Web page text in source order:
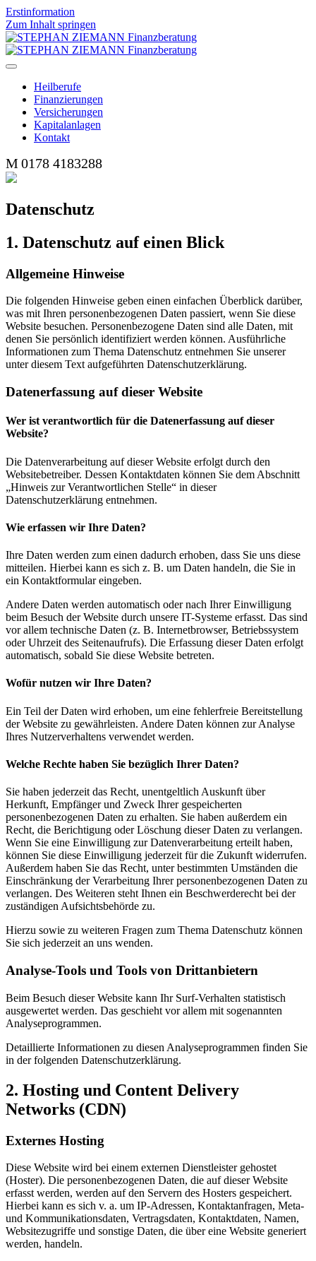
Erstinformation
Zum Inhalt springen
Heilberufe
Finanzierungen
Versicherungen
Kapitalanlagen
Kontakt
M0178 4183288
Datenschutz
1. Datenschutz auf einen Blick
Allgemeine Hinweise
Die folgenden Hinweise geben einen einfachen Überblick darüber,
was mit Ihren personenbezogenen Daten passiert, wenn Sie diese
Website besuchen. Personenbezogene Daten sind alle Daten, mit
denen Sie persönlich identifiziert werden können. Ausführliche
Informationen zum Thema Datenschutz entnehmen Sie unserer
unter diesem Text aufgeführten Datenschutzerklärung.
Datenerfassung auf dieser Website
Wer ist verantwortlich für die Datenerfassung auf dieser
Website?
Die Datenverarbeitung auf dieser Website erfolgt durch den
Websitebetreiber. Dessen Kontaktdaten können Sie dem Abschnitt
„Hinweis zur Verantwortlichen Stelle“ in dieser
Datenschutzerklärung entnehmen.
Wie erfassen wir Ihre Daten?
Ihre Daten werden zum einen dadurch erhoben, dass Sie uns diese
mitteilen. Hierbei kann es sich z. B. um Daten handeln, die Sie in
ein Kontaktformular eingeben.
Andere Daten werden automatisch oder nach Ihrer Einwilligung
beim Besuch der Website durch unsere IT-Systeme erfasst. Das sind
vor allem technische Daten (z. B. Internetbrowser, Betriebssystem
oder Uhrzeit des Seitenaufrufs). Die Erfassung dieser Daten erfolgt
automatisch, sobald Sie diese Website betreten.
Wofür nutzen wir Ihre Daten?
Ein Teil der Daten wird erhoben, um eine fehlerfreie Bereitstellung
der Website zu gewährleisten. Andere Daten können zur Analyse
Ihres Nutzerverhaltens verwendet werden.
Welche Rechte haben Sie bezüglich Ihrer Daten?
Sie haben jederzeit das Recht, unentgeltlich Auskunft über
Herkunft, Empfänger und Zweck Ihrer gespeicherten
personenbezogenen Daten zu erhalten. Sie haben außerdem ein
Recht, die Berichtigung oder Löschung dieser Daten zu verlangen.
Wenn Sie eine Einwilligung zur Datenverarbeitung erteilt haben,
können Sie diese Einwilligung jederzeit für die Zukunft widerrufen.
Außerdem haben Sie das Recht, unter bestimmten Umständen die
Einschränkung der Verarbeitung Ihrer personenbezogenen Daten zu
verlangen. Des Weiteren steht Ihnen ein Beschwerderecht bei der
zuständigen Aufsichtsbehörde zu.
Hierzu sowie zu weiteren Fragen zum Thema Datenschutz können
Sie sich jederzeit an uns wenden.
Analyse-Tools und Tools von Dritt­anbietern
Beim Besuch dieser Website kann Ihr Surf-Verhalten statistisch
ausgewertet werden. Das geschieht vor allem mit sogenannten
Analyseprogrammen.
Detaillierte Informationen zu diesen Analyseprogrammen finden Sie
in der folgenden Datenschutzerklärung.
2. Hosting und Content Delivery
Networks (CDN)
Externes Hosting
Diese Website wird bei einem externen Dienstleister gehostet
(Hoster). Die personenbezogenen Daten, die auf dieser Website
erfasst werden, werden auf den Servern des Hosters gespeichert.
Hierbei kann es sich v. a. um IP-Adressen, Kontaktanfragen, Meta-
und Kommunikationsdaten, Vertragsdaten, Kontaktdaten, Namen,
Websitezugriffe und sonstige Daten, die über eine Website generiert
werden, handeln.